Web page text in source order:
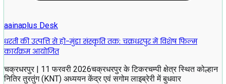
aainaplus Desk
धरती की उत्पत्ति से हो-मुंडा संस्कृति तक: चक्रधरपुर में विशेष फिल्म
कार्यक्रम आयोजित
चक्रधरपुर | 11 फरवरी 2026चक्रधरपुर के टिकरचम्पी क्षेत्र स्थित कोल्हान
नितिर तुरतुंग (KNT) अध्ययन केंद्र एवं सगोम लाइब्रेरी में बुधवार